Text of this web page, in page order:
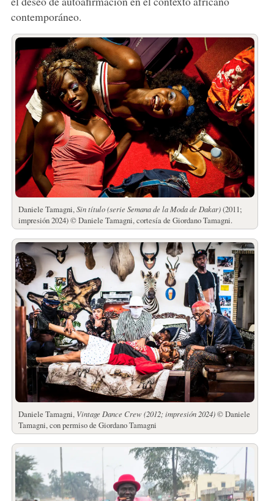
contemporáneo.
Daniele Tamagni,Sin título (serie Semana de la Moda de Dakar)(2011;
impresión 2024) © Daniele Tamagni, cortesía de Giordano Tamagni.
Daniele Tamagni, Vintage Dance Crew (2012; impresión 2024)© Daniele
Tamagni, con permiso de Giordano Tamagni